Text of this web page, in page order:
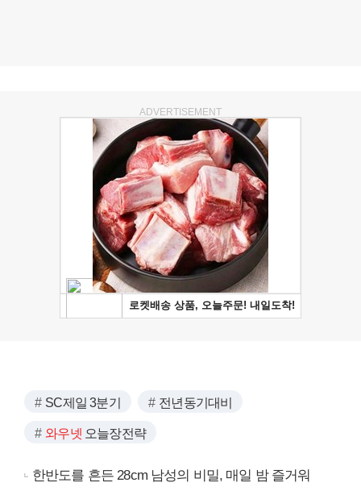
ADVERTISEMENT
SC제일 3분기 전년동기대비
와우넷 오늘장전략
한반도를 흔든 28cm 남성의 비밀, 매일 밤 즐거워